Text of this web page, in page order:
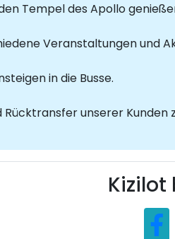
Tempel des Apollo
Veranstaltungen und
in die Busse.
unserer Kunden